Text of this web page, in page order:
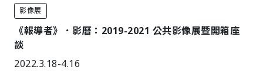
影像展
《報導者》．影曆：2019-2021 公共影像展暨開箱座
談
2022.3.18-4.16